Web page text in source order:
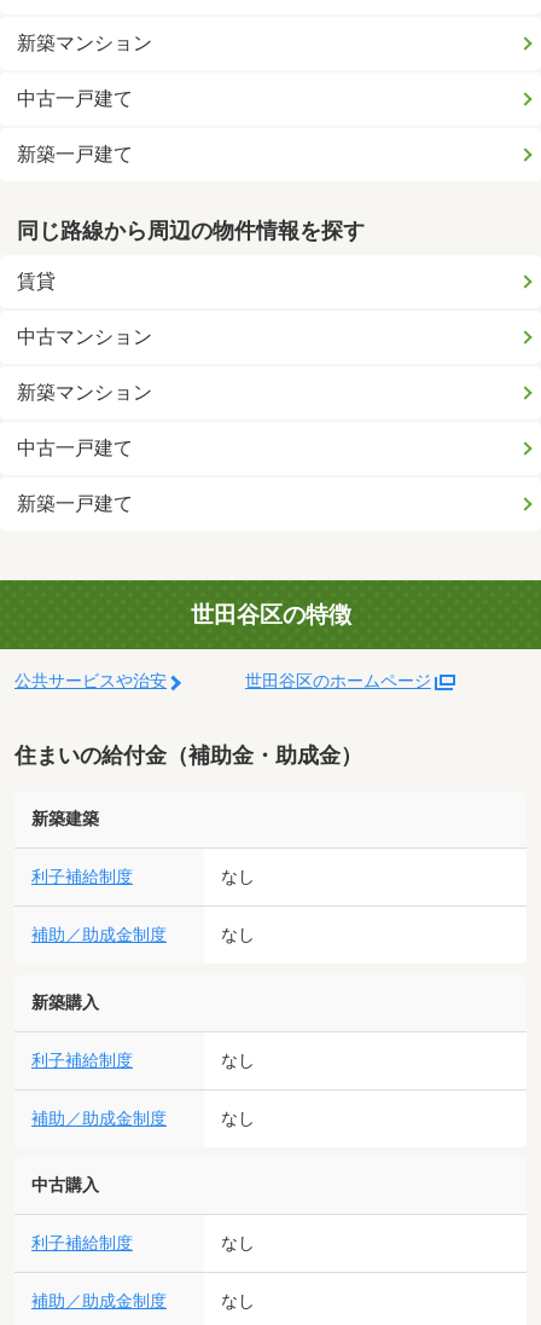
新築マンション
中古一戸建て
新築一戸建て
同じ路線から周辺の物件情報を探す
賃貸
中古マンション
新築マンション
中古一戸建て
新築一戸建て
世田谷区の特徴
公共サービスや治安 世田谷区のホームページ
住まいの給付金（補助金・助成金）
新築建築
利子補給制度 なし
補助／助成金制度 なし
新築購入
利子補給制度 なし
補助／助成金制度 なし
中古購入
利子補給制度 なし
補助／助成金制度 なし